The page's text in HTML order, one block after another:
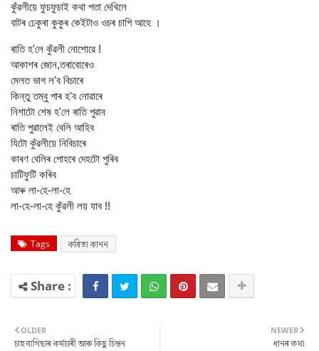
কুঁৱলীয়ে ফুচফুচাই কথা পতা দেখিলে
বাটৰ ঢেকুৰা কুকুৰ কেইটাও ওচৰ চাপি আহে ।
ৰাতি হ'লে কুঁৱলী নোশোৱে !
আকাশৰ জোন,তৰাবোৰেও
মেলত ভাগ ল'ব বিচাৰে
কিন্তু তম্বু পাৰ হ'ব নোৱাৰে
নিশাটো শেষ হ'লে ৰাতি পুৱাব
ৰাতি পুৱালেই বেলি আহিব
যিটো কুঁৱলীয়ে নিবিচাৰে
কাৰণ বেলিৰ পোহৰে দেহটো পুৰিব
চাটিফুটি কৰিব
আৰু লা-হে-লা-হে
লা-হে-লা-হে কুঁৱলী লয় যাব !!
Tags কবিতা কানন
NEWER
ধানৰ কথা
OLDER
চাহ বাগিছাৰ কৰ্মচাৰী আৰু কিছু চিন্তন